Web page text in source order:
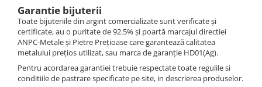
Garantie bijuterii
Toate bijuteriile din argint comercializate sunt verificate și
certificate, au o puritate de 92.5% și poartă marcajul directiei
ANPC-Metale și Pietre Prețioase care garantează calitatea
metalului prețios utilizat, sau marca de garanție HD01(Ag).
Pentru acordarea garantiei trebuie respectate toate regulile si
conditiile de pastrare specificate pe site, in descrierea produselor.